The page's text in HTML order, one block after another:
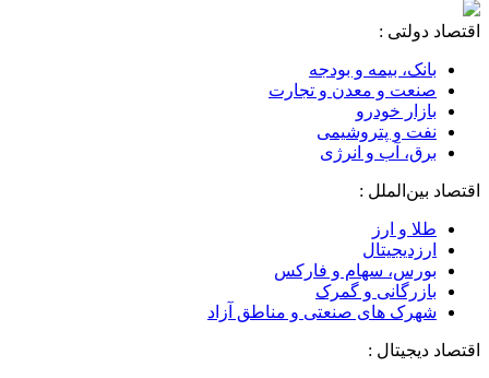
اقتصاد دولتی :
بانک، بیمه و بودجه
صنعت و معدن و تجارت
بازار خودرو
نفت و پتروشیمی
برق، آب و انرژی
اقتصاد بین‌الملل :
طلا و ارز
ارزدیجیتال
بورس، سهام و فارکس
بازرگانی و گمرک
شهرک های صنعتی و مناطق آزاد
اقتصاد دیجیتال :